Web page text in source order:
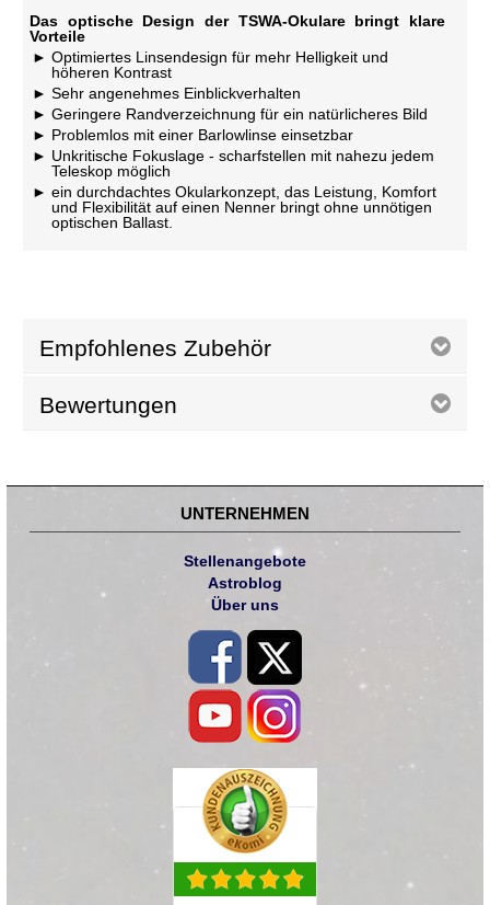
Das optische Design der TSWA-Okulare bringt klare
Vorteile
Optimiertes Linsendesign für mehr Helligkeit und
höheren Kontrast
Sehr angenehmes Einblickverhalten
Geringere Randverzeichnung für ein natürlicheres Bild
Problemlos mit einer Barlowlinse einsetzbar
Unkritische Fokuslage - scharfstellen mit nahezu jedem
Teleskop möglich
ein durchdachtes Okularkonzept, das Leistung, Komfort
und Flexibilität auf einen Nenner bringt ohne unnötigen
optischen Ballast.
Empfohlenes Zubehör
Bewertungen
UNTERNEHMEN
Stellenangebote
Astroblog
Über uns